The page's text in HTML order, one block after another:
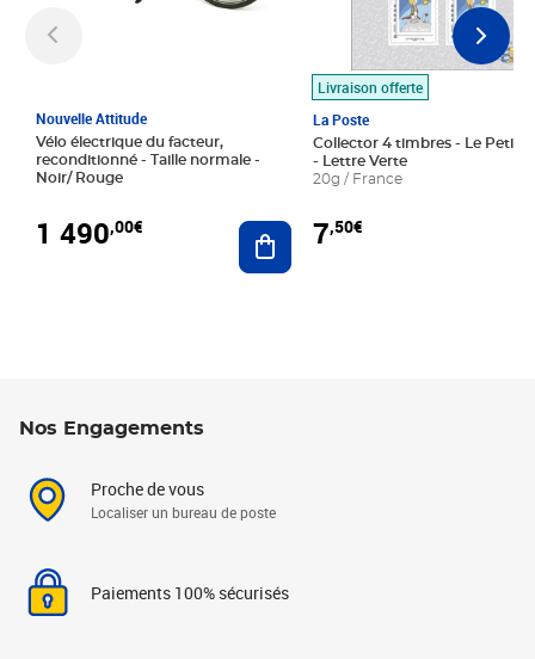
Nouvelle Attitude
Vélo électrique du facteur,
reconditionné - Taille normale -
Noir/ Rouge
1 490,00€ Ajouter au panier
Livraison offerte
La Poste
Collector 4 timbres - Le Petit
- Lettre Verte
20g / France
7,50€
Nos Engagements
Proche de vous
Localiser un bureau de poste
Paiements 100% sécurisés